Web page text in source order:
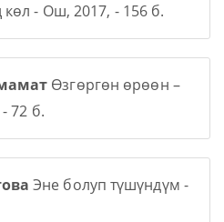
- Ош, 2017, - 156 б.
Өзгөргөн өрөөн –
72 б.
Эне болуп түшүндүм -